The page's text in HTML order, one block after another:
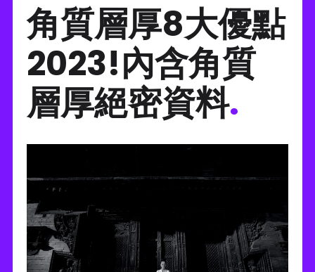
角質層厚8大優點
2023!內含角質
層厚絕密資料.